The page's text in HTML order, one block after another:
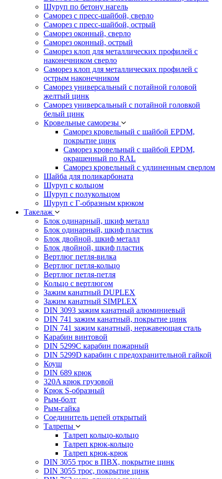
Шуруп по бетону нагель
Саморез с пресс-шайбой, сверло
Саморез с пресс-шайбой, острый
Саморез оконный, сверло
Саморез оконный, острый
Саморез клоп для металлических профилей с
наконечником сверло
Саморез клоп для металлических профилей с
острым наконечником
Саморез универсальный с потайной головой
желтый цинк
Саморез универсальный с потайной головкой
белый цинк
Кровельные саморезы
Саморез кровельный с шайбой EPDM,
покрытие цинк
Саморез кровельный с шайбой EPDM,
окрашенный по RAL
Саморез кровельный с удлиненным сверлом
Шайба для поликарбоната
Шуруп с кольцом
Шуруп с полукольцом
Шуруп с Г-образным крюком
Такелаж
Блок одинарный, шкиф металл
Блок одинарный, шкиф пластик
Блок двойной, шкиф металл
Блок двойной, шкиф пластик
Вертлюг петля-вилка
Вертлюг петля-кольцо
Вертлюг петля-петля
Кольцо с вертлюгом
Зажим канатный DUPLEX
Зажим канатный SIMPLEX
DIN 3093 зажим канатный алюминиевый
DIN 741 зажим канатный, покрытие цинк
DIN 741 зажим канатный, нержавеющая сталь
Карабин винтовой
DIN 5299C карабин пожарный
DIN 5299D карабин с предохранительной гайкой
Коуш
DIN 689 крюк
320A крюк грузовой
Крюк S-образный
Рым-болт
Рым-гайка
Соединитель цепей открытый
Талрепы
Талреп кольцо-кольцо
Талреп крюк-кольцо
Талреп крюк-крюк
DIN 3055 трос в ПВХ, покрытие цинк
DIN 3055 трос, покрытие цинк